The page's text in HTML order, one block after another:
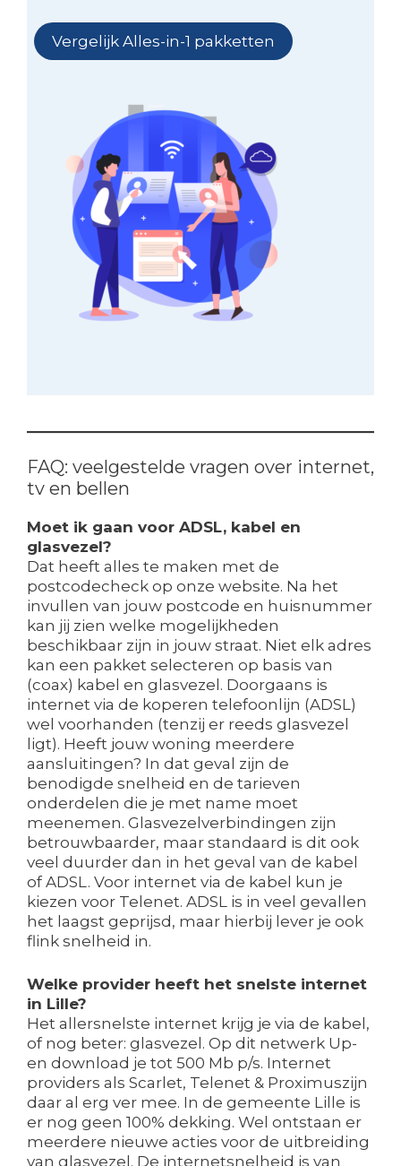
Vergelijk Alles-in-1 pakketten
FAQ: veelgestelde vragen over internet,
tv en bellen
Moet ik gaan voor ADSL, kabel en
glasvezel?
Dat heeft alles te maken met de
postcodecheck op onze website. Na het
invullen van jouw postcode en huisnummer
kan jij zien welke mogelijkheden
beschikbaar zijn in jouw straat. Niet elk adres
kan een pakket selecteren op basis van
(coax) kabel en glasvezel. Doorgaans is
internet via de koperen telefoonlijn (ADSL)
wel voorhanden (tenzij er reeds glasvezel
ligt). Heeft jouw woning meerdere
aansluitingen? In dat geval zijn de
benodigde snelheid en de tarieven
onderdelen die je met name moet
meenemen. Glasvezelverbindingen zijn
betrouwbaarder, maar standaard is dit ook
veel duurder dan in het geval van de kabel
of ADSL. Voor internet via de kabel kun je
kiezen voor Telenet. ADSL is in veel gevallen
het laagst geprijsd, maar hierbij lever je ook
flink snelheid in.
Welke provider heeft het snelste internet
in Lille?
Het allersnelste internet krijg je via de kabel,
of nog beter: glasvezel. Op dit netwerk Up-
en download je tot 500 Mb p/s. Internet
providers als Scarlet, Telenet & Proximuszijn
daar al erg ver mee. In de gemeente Lille is
er nog geen 100% dekking. Wel ontstaan er
meerdere nieuwe acties voor de uitbreiding
van glasvezel. De internetsnelheid is van